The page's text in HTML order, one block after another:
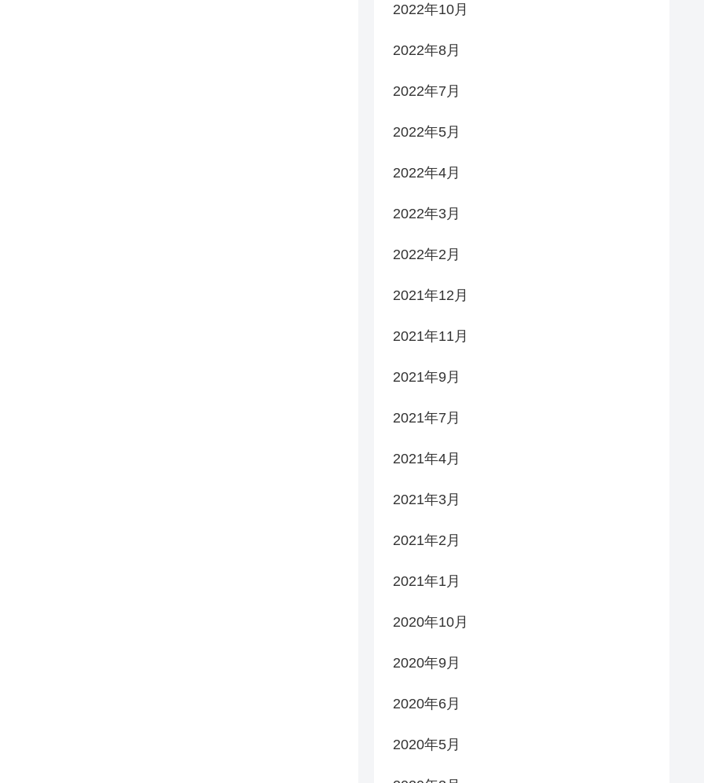
2022年10月
2022年8月
2022年7月
2022年5月
2022年4月
2022年3月
2022年2月
2021年12月
2021年11月
2021年9月
2021年7月
2021年4月
2021年3月
2021年2月
2021年1月
2020年10月
2020年9月
2020年6月
2020年5月